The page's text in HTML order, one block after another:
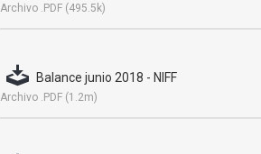
Archivo .PDF (495.5k)
Balance junio 2018 - NIFF
Archivo .PDF (1.2m)